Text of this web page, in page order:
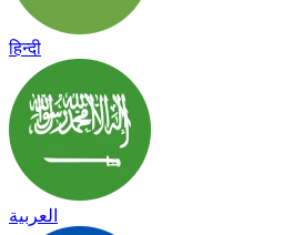
हिन्दी
العربية